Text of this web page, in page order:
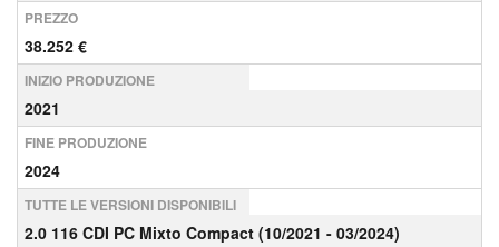
PREZZO
38.252 €
INIZIO PRODUZIONE
2021
FINE PRODUZIONE
2024
TUTTE LE VERSIONI DISPONIBILI
2.0 116 CDI PC Mixto Compact (10/2021 - 03/2024)